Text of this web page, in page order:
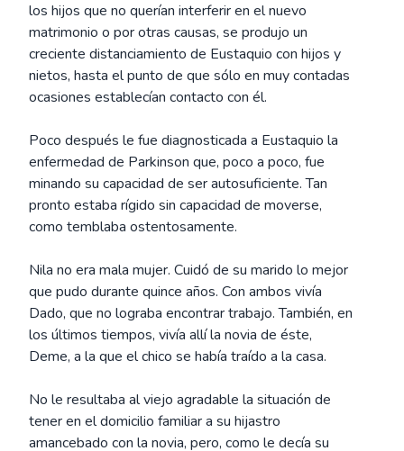
los hijos que no querían interferir en el nuevo
matrimonio o por otras causas, se produjo un
creciente distanciamiento de Eustaquio con hijos y
nietos, hasta el punto de que sólo en muy contadas
ocasiones establecían contacto con él.
Poco después le fue diagnosticada a Eustaquio la
enfermedad de Parkinson que, poco a poco, fue
minando su capacidad de ser autosuficiente. Tan
pronto estaba rígido sin capacidad de moverse,
como temblaba ostentosamente.
Nila no era mala mujer. Cuidó de su marido lo mejor
que pudo durante quince años. Con ambos vivía
Dado, que no lograba encontrar trabajo. También, en
los últimos tiempos, vivía allí la novia de éste,
Deme, a la que el chico se había traído a la casa.
No le resultaba al viejo agradable la situación de
tener en el domicilio familiar a su hijastro
amancebado con la novia, pero, como le decía su